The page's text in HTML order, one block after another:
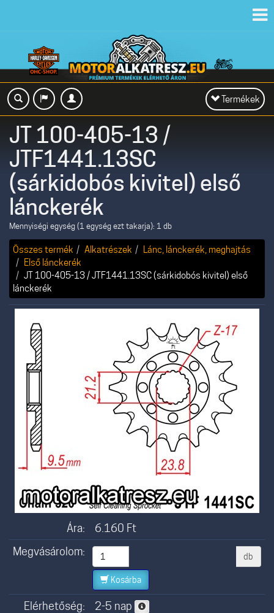
Toggle
navigation
Termékek
JT 100-405-13 /
JTF1441.13SC
(sárkidobós kivitel) első
lánckerék
Mennyiségi egység (1 egység ezt takarja): 1 db
Összes termék Alkatrészek
Lánc, lánckerék, meghajtás
Első lánckerék
JT 100-405-13 / JTF1441.13SC (sárkidobós kivitel) első
lánckerék
Ára: 6.160 Ft
Megvásárolom:
db
Kosárba
Elérhetőség: 2-5 nap